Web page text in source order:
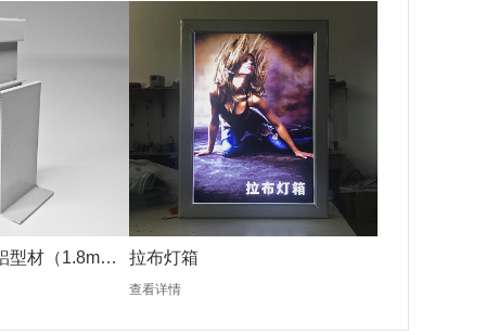
型材（1.8mm 拉布灯箱
查看详情